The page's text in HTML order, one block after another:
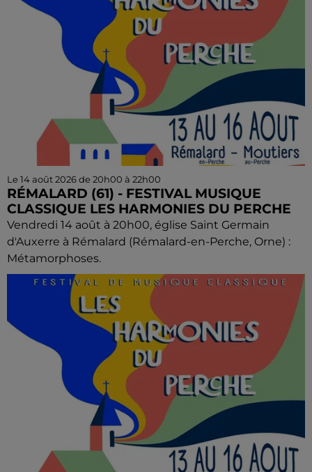
Le 14 août 2026 de 20h00 à 22h00
RÉMALARD (61) - FESTIVAL MUSIQUE
CLASSIQUE LES HARMONIES DU PERCHE
Vendredi 14 août à 20h00, église Saint Germain
d'Auxerre à Rémalard (Rémalard-en-Perche, Orne) :
Métamorphoses.